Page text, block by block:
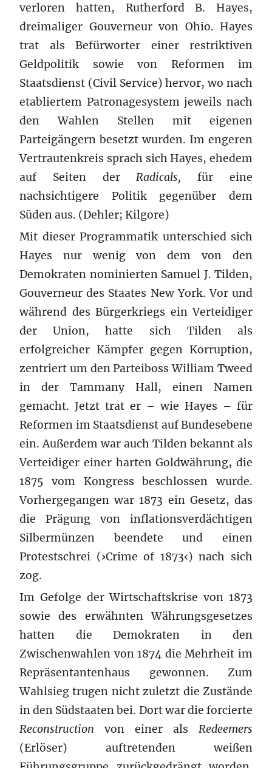
verloren hatten, Rutherford B. Hayes,
dreimaliger Gouverneur von Ohio. Hayes
trat als Befürworter einer restriktiven
Geldpolitik sowie von Reformen im
Staatsdienst (Civil Service) hervor, wo nach
etabliertem Patronagesystem jeweils nach
den Wahlen Stellen mit eigenen
Parteigängern besetzt wurden. Im engeren
Vertrautenkreis sprach sich Hayes, ehedem
auf Seiten derRadicals, für eine
nachsichtigere Politik gegenüber dem
Süden aus. (Dehler; Kilgore)
Mit dieser Programmatik unterschied sich
Hayes nur wenig von dem von den
Demokraten nominierten Samuel J. Tilden,
Gouverneur des Staates New York. Vor und
während des Bürgerkriegs ein Verteidiger
der Union, hatte sich Tilden als
erfolgreicher Kämpfer gegen Korruption,
zentriert um den Parteiboss William Tweed
in der Tammany Hall, einen Namen
gemacht. Jetzt trat er – wie Hayes – für
Reformen im Staatsdienst auf Bundesebene
ein. Außerdem war auch Tilden bekannt als
Verteidiger einer harten Goldwährung, die
1875 vom Kongress beschlossen wurde.
Vorhergegangen war 1873 ein Gesetz, das
die Prägung von inflationsverdächtigen
Silbermünzen beendete und einen
Protestschrei (›Crime of 1873‹) nach sich
zog.
Im Gefolge der Wirtschaftskrise von 1873
sowie des erwähnten Währungsgesetzes
hatten die Demokraten in den
Zwischenwahlen von 1874 die Mehrheit im
Repräsentantenhaus gewonnen. Zum
Wahlsieg trugen nicht zuletzt die Zustände
in den Südstaaten bei. Dort war die forcierte
Reconstruction von einer als Redeemers
(Erlöser) auftretenden weißen